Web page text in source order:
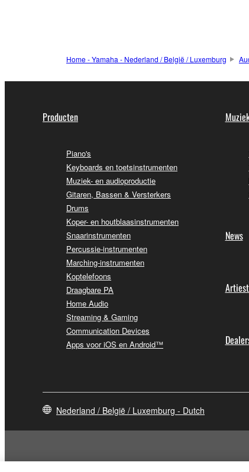
Home - Yamaha - Nederland / België / Luxemburg
Producten
Piano's
Keyboards en toetsinstrumenten
Muziek- en audioproductie
Gitaren, Bassen & Versterkers
Drums
Koper- en houtblaasinstrumenten
Snaarinstrumenten
Percussie-instrumenten
Marching-instrumenten
Koptelefoons
Draagbare PA
Home Audio
Streaming & Gaming
Communication Devices
Apps voor iOS en Android™
News
Nederland / België / Luxemburg - Dutch